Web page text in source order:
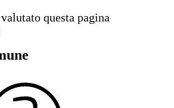
questa pagina